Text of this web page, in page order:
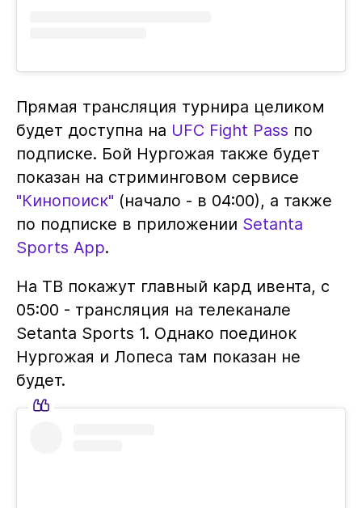
Прямая трансляция турнира целиком
будет доступна на UFC Fight Pass по
подписке. Бой Нургожая также будет
показан на стриминговом сервисе
"Кинопоиск" (начало - в 04:00), а также
по подписке в приложении Setanta
Sports App.
На ТВ покажут главный кард ивента, с
05:00 - трансляция на телеканале
Setanta Sports 1. Однако поединок
Нургожая и Лопеса там показан не
будет.